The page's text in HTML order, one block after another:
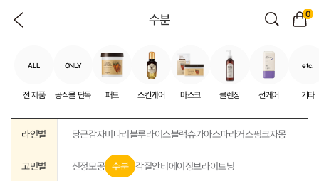
수분 0
ALL
전 제품
ONLY
공식몰 단독 패드 스킨케어 마스크 클렌징 선케어
etc.
기타
라인별 당근감자미나리블루라이스블랙슈가아스파라거스핑크자몽
고민별 진정모공 수분 각질안티에이징브라이트닝